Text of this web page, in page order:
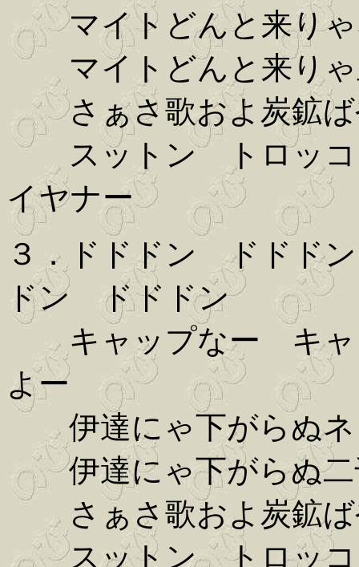
マイトどんと来りゃ
マイトどんと来りゃ
さぁさ歌およ炭鉱
スットン トロッコ
イヤナー
３．ドドドン ドド
ドン ドドドン
キャップなー キャ
よー
伊達にゃ下がらぬネ
伊達にゃ下がらぬ二
さぁさ歌およ炭鉱
スットン トロッコ